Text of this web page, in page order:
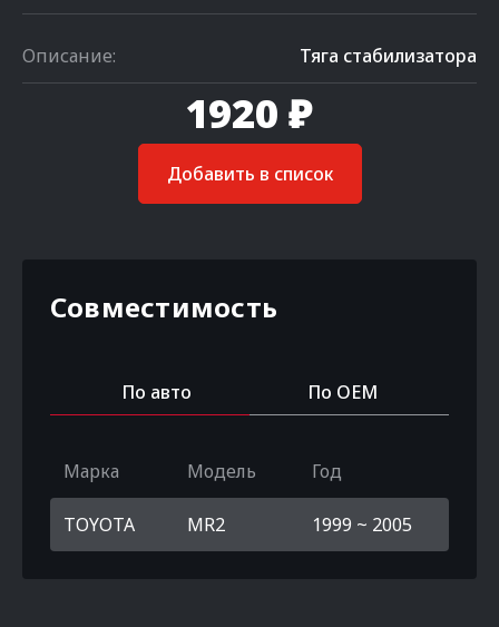
Описание: Тяга стабилизатора
1920 ₽
Добавить в список
Совместимость
По авто По OEM
Марка Модель Год
TOYOTA MR2 1999 ~ 2005